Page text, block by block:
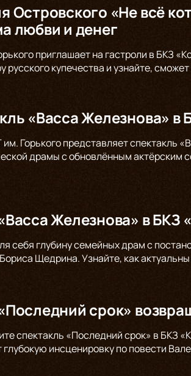
Островского «Не всё
любви и денег
приглашает на гастроли в БКЗ
русского купечества и узнайте,
«Васса Железнова» в
Горького представляет спектакль
драмы с обновлённым актёрским
Железнова» в БКЗ
себя глубину семейных драм с
Щедрина. Узнайте, как
срок»
спектакль «Последний срок» в БКЗ
глубокую инсценировку по повести